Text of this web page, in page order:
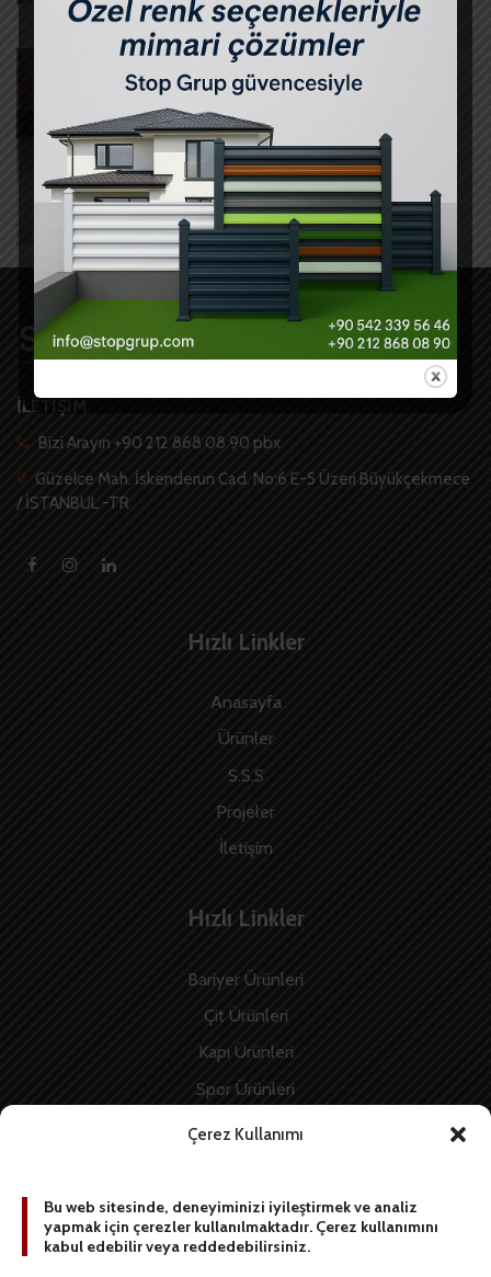
Çerez Kullanımı
Bu web sitesinde, deneyiminizi iyileştirmek ve analiz
yapmak için çerezler kullanılmaktadır. Çerez kullanımını
kabul edebilir veya reddedebilirsiniz.
21/05/2021
BARIYER PROJELERI
Uşak Altınsar – Mantar Bariyer
İLETİŞİM
Bizi Arayın +90 212 868 08 90 pbx
Güzelce Mah. İskenderun Cad. No:6 E-5 Üzeri Büyükçekmece
/ İSTANBUL -TR
Hızlı Linkler
Anasayfa
Ürünler
S.S.S
Projeler
İletişim
Hızlı Linkler
Bariyer Ürünleri
Çit Ürünleri
Kapı Ürünleri
Spor Ürünleri
İnşaat Ürünleri
BİZE YAZIN